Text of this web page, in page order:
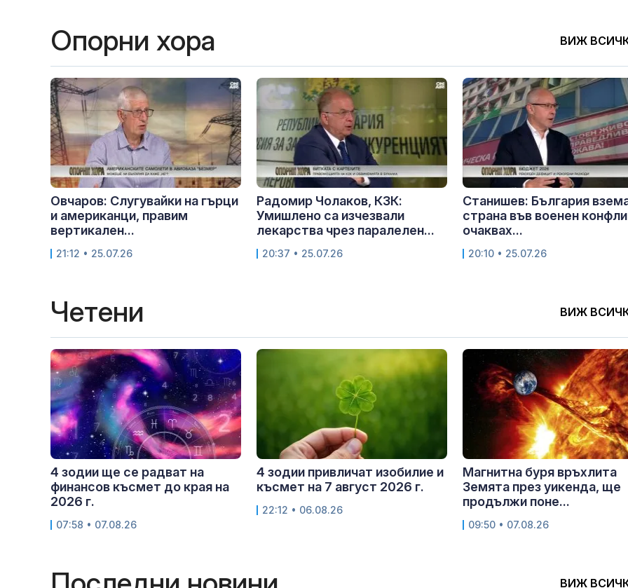
Опорни хора ВИЖ
Овчаров: Слугувайки на гърци
и американци, правим
вертикален...
21:12 • 25.07.26
Радомир Чолаков, КЗК:
Умишлено са изчезвали
лекарства чрез паралелен...
20:37 • 25.07.26
Станишев: България
страна във военен
очаквах...
20:10 • 25.07.26
Четени ВИЖ
4 зодии ще се радват на
финансов късмет до края на
2026 г.
07:58 • 07.08.26
4 зодии привличат изобилие и
късмет на 7 август 2026 г.
22:12 • 06.08.26
Магнитна буря връхлита
Земята през уикенда, ще
продължи поне...
09:50 • 07.08.26
ВИЖ